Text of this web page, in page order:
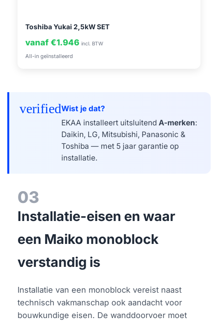
Toshiba Yukai 2,5kW SET
vanaf €1.946 incl. BTW
All-in geïnstalleerd
verifiedWist je dat?
EKAA installeert uitsluitendA-merken:
Daikin, LG, Mitsubishi, Panasonic &
Toshiba — met 5 jaar garantie op
installatie.
03
Installatie-eisen en waar
een Maiko monoblock
verstandig is
Installatie van een monoblock vereist naast
technisch vakmanschap ook aandacht voor
bouwkundige eisen. De wanddoorvoer moet